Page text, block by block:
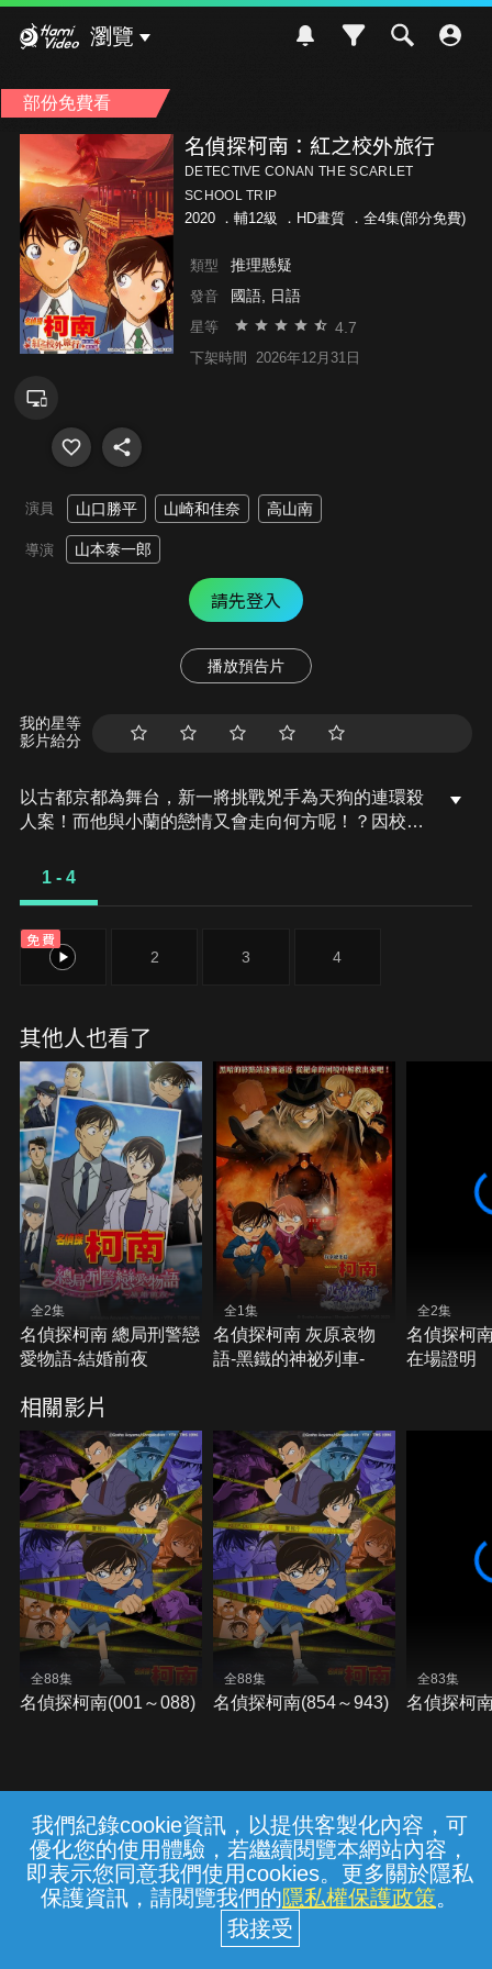
我們紀錄cookie資訊，以提供客製化內容，可
優化您的使用體驗，若繼續閱覽本網站內容，
即表示您同意我們使用cookies。更多關於隱私
保護資訊，請閱覽我們的隱私權保護政策。
瀏覽
部份免費看
名偵探柯南：紅之校外旅行
DETECTIVE CONAN THE SCARLET
SCHOOL TRIP
2020 ． 輔12級 ．HD畫質 ．全4集(部分免費)
類型 推理懸疑
發音 國語, 日語
星等 4.7
下架時間 2026年12月31日
演員 山口勝平 山崎和佳奈 高山南
導演 山本泰一郎
請先登入
播放預告片
我的星等
影片給分
以古都京都為舞台，新一將挑戰兇手為天狗的連環殺
人案！而他與小蘭的戀情又會走向何方呢！？因校外
朋友——女演員鞍知景子。和大學同學來替老友掃墓
間，發現那裡聚集了即將上映的電影《紅之修羅天
狗》相關人員。演員井隼森也、電影導演馬山峰人、
而緊接著發生了西木被殺害的事件……
1 - 4
免費
1 2 3 4
其他人也看了
全2集
名偵探柯南 總局刑警戀
愛物語-結婚前夜
全1集
名偵探柯南 灰原哀物
語-黑鐵的神祕列車-
全2集
名偵探柯
在場證明
相關影片
全88集
名偵探柯南(001～088)
全88集
名偵探柯南(854～943)
全83集
名偵探柯
常見問題 線上客服 服務條款 隱私權保護
中華電信股份有限公司個人家庭分公司
(統一編號：96979949) © 2026
{{notifyMsg}}